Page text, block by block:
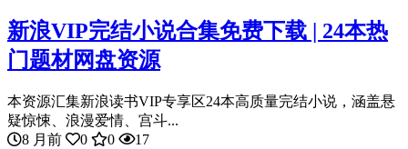
新浪VIP完结小说合集免费下载 | 24本热
门题材网盘资源
本资源汇集新浪读书VIP专享区24本高质量完结小说，涵盖悬
疑惊悚、浪漫爱情、宫斗...
8 月前
0 0
17